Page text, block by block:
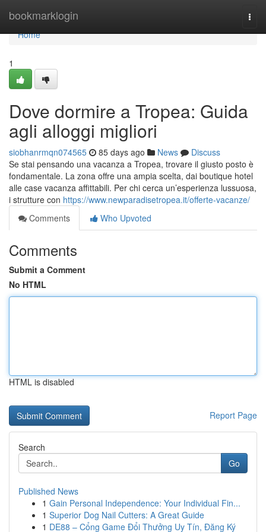
bookmarklogin
Home
Home
1
Dove dormire a Tropea: Guida
agli alloggi migliori
siobhanrmqn074565 85 days ago News
Discuss
Se stai pensando una vacanza a Tropea, trovare il giusto posto è
fondamentale. La zona offre una ampia scelta, dai boutique hotel
alle case vacanza affittabili. Per chi cerca un’esperienza lussuosa,
i strutture con https://www.newparadisetropea.it/offerte-vacanze/
Comments
Who Upvoted
Comments
Submit a Comment
No HTML
HTML is disabled
Report Page
Search
Go
Published News
1 Gain Personal Independence: Your Individual Fin...
1 Superior Dog Nail Cutters: A Great Guide
1 DE88 – Cổng Game Đổi Thưởng Uy Tín, Đăng Ký